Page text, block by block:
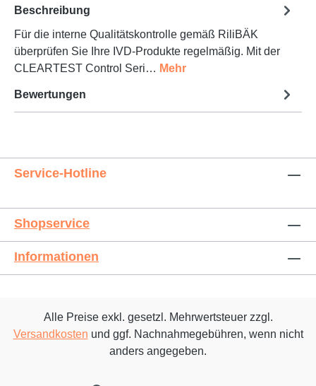
Beschreibung
Für die interne Qualitätskontrolle gemäß RiliBÄK
überprüfen Sie Ihre IVD-Produkte regelmäßig. Mit der
CLEARTEST Control Seri… Mehr
Bewertungen
Service-Hotline
Shopservice
Informationen
Alle Preise exkl. gesetzl. Mehrwertsteuer zzgl.
Versandkosten und ggf. Nachnahmegebühren, wenn nicht
anders angegeben.